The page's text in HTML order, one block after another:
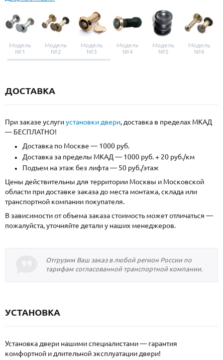
Модель
№1
Модель
№2
Модель
№3
Модель
№4
Модель
№5
Модель
№6
ДОСТАВКА
При заказе услугиустановки двери, доставка в пределах МКАД
— БЕСПЛАТНО!
Доставка по Москве — 1000 руб.
Доставка за пределы МКАД — 1000 руб. + 20 руб./км
Подъем на этаж без лифта — 50 руб./этаж
Цены действительны для территории Москвы и Московской
области при доставке заказа до места монтажа, склада или
транспортной компании покупателя.
В зависимости от объема заказа стоимость может отличаться —
пожалуйста, уточняйте детали у наших менеджеров.
Отгрузим Ваш заказ в любой регион России по
тарифам согласованной транспортной компании.
УСТАНОВКА
Установка двери нашими специалистами — гарантия
комфортной и длительной эксплуатации двери!